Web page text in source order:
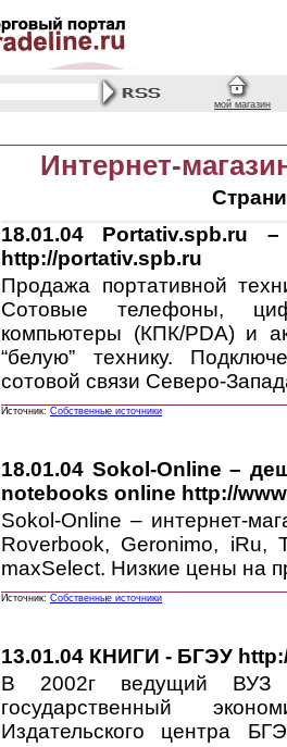
мой магазин
Интернет-
18.01.04 Portativ.spb.ru
http://portativ.spb.ru
Продажа портативной
Сотовые телефоны,
компьютеры (КПК/PDA) и
“белую” технику.
сотовой связи Северо-
Источник: Собственные источники
18.01.04 Sokol-Online –
notebooks online http://
Sokol-Online – интернет-
Roverbook, Geronimo, iRu,
maxSelect. Низкие цены на
Источник: Собственные источники
13.01.04 КНИГИ - БГЭУ
В 2002г ведущий ВУЗ
государственный
Издательского центра